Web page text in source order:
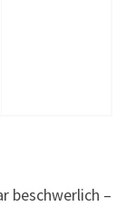
beschwerlich –